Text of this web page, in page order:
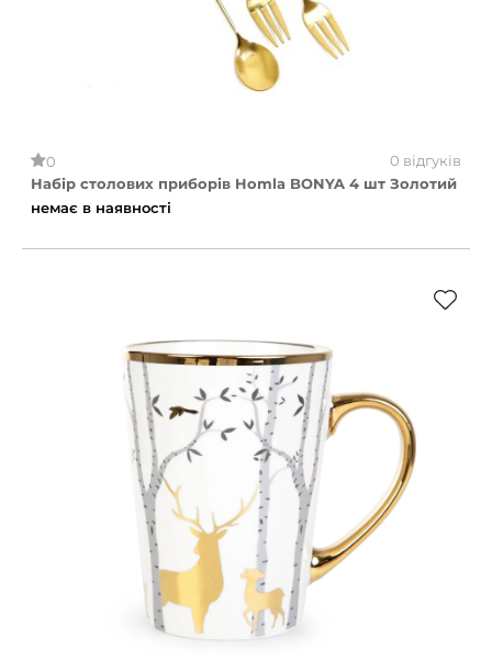
0
0 відгуків
Набір столових приборів Homla BONYA 4 шт Золотий
немає в наявності